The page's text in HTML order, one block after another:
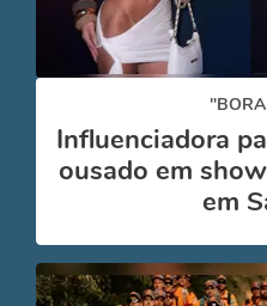
Influenciadora
ousado em
em